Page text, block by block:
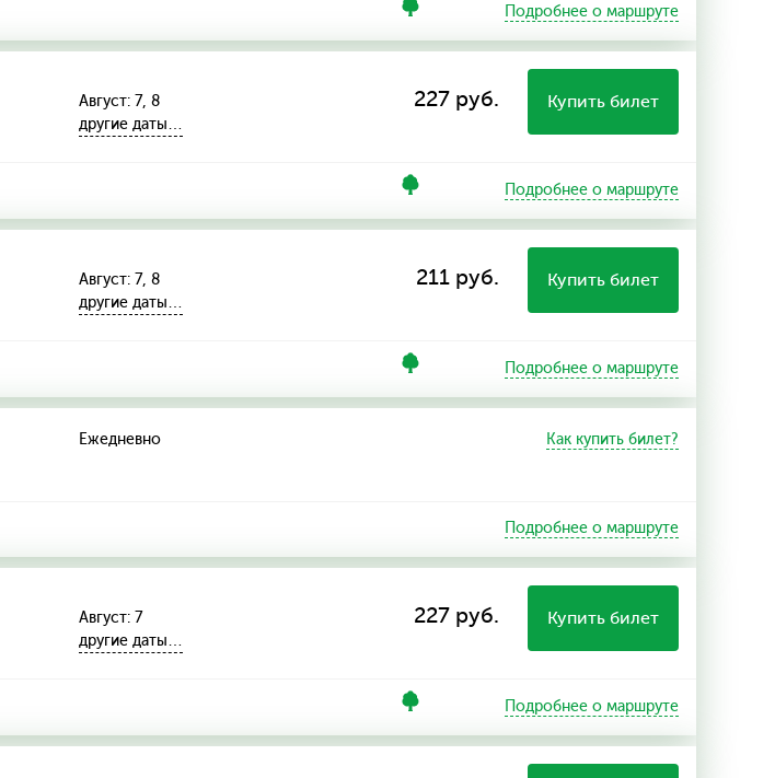
Подробнее о маршруте
Август: 7, 8
другие даты…
227 руб. Купить билет
Подробнее о маршруте
Август: 7, 8
другие даты…
211 руб. Купить билет
Подробнее о маршруте
Ежедневно Как купить билет?
Подробнее о маршруте
Август: 7
другие даты…
227 руб. Купить билет
Подробнее о маршруте